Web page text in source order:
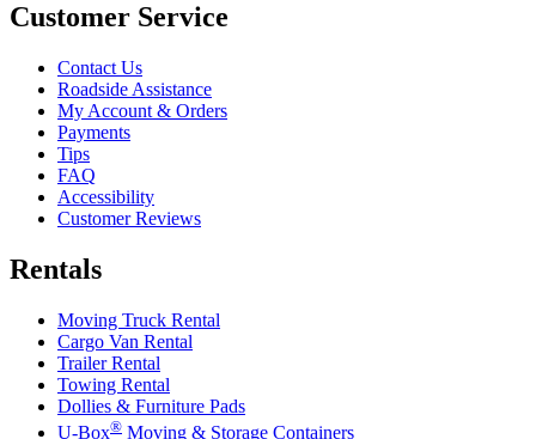
Customer Service
Contact Us
Roadside Assistance
My Account & Orders
Payments
Tips
FAQ
Accessibility
Customer Reviews
Rentals
Moving Truck Rental
Cargo Van Rental
Trailer Rental
Towing Rental
Dollies & Furniture Pads
U-Box® Moving & Storage Containers